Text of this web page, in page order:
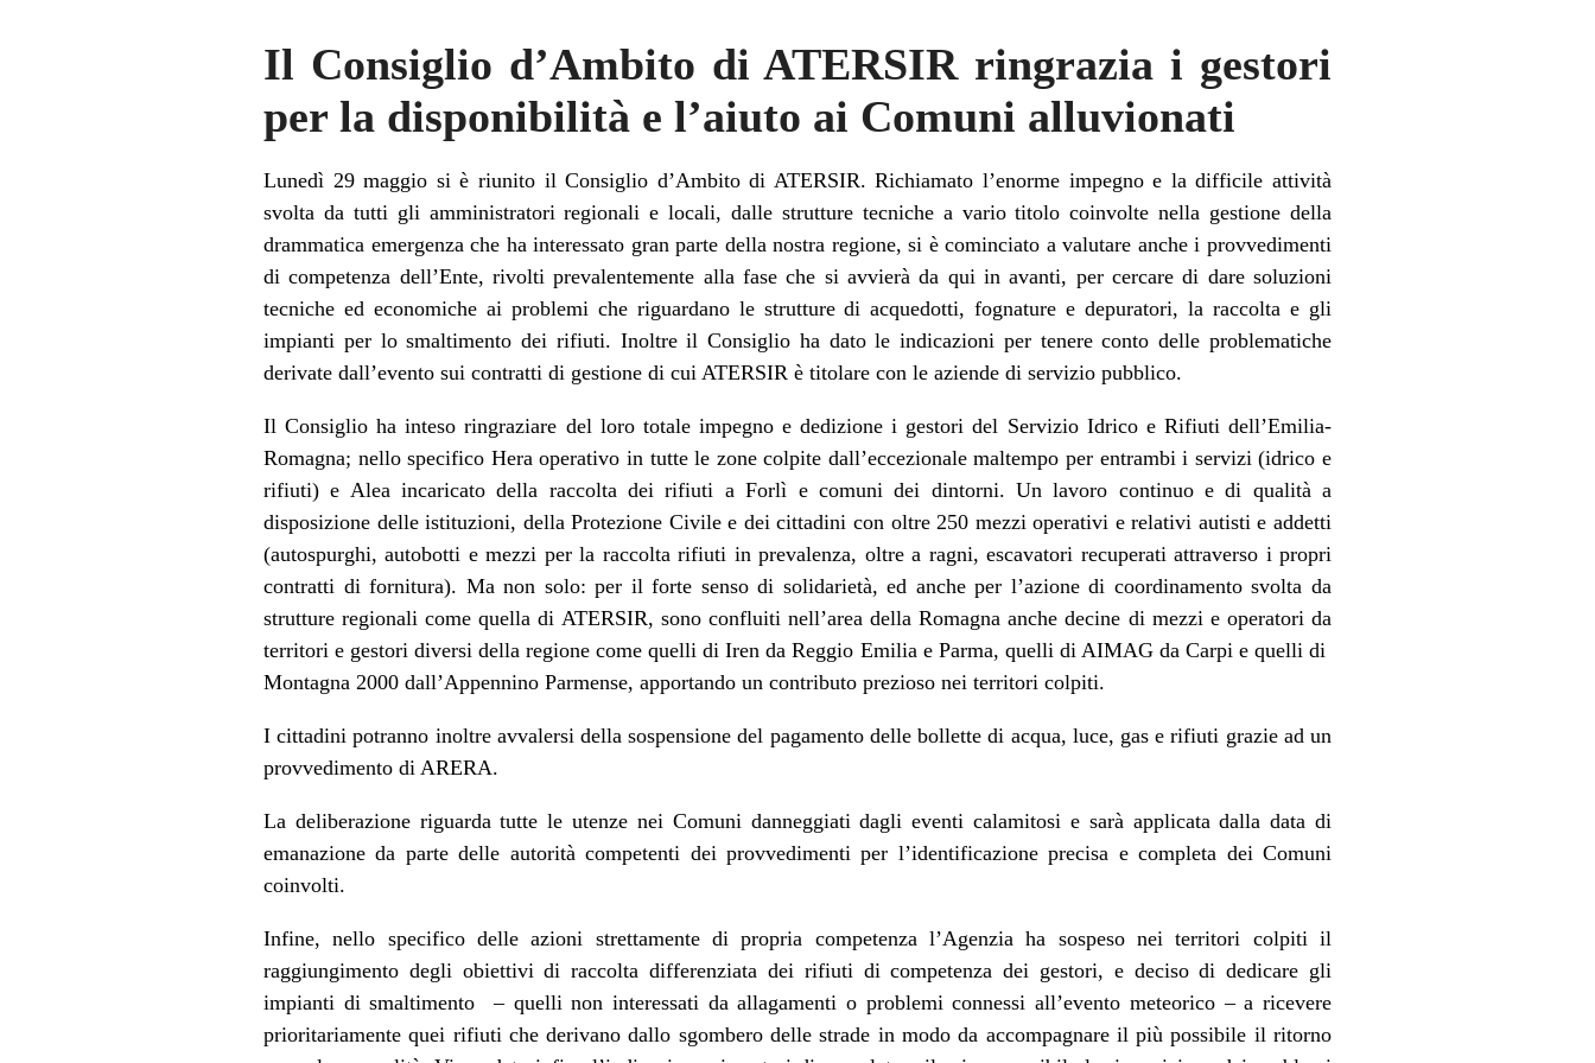
Il Consiglio d’Ambito di ATERSIR ringrazia i gestori
per la disponibilità e l’aiuto ai Comuni alluvionati
Lunedì 29 maggio si è riunito il Consiglio d’Ambito di ATERSIR. Richiamato l’enorme impegno e la difficile attività
svolta da tutti gli amministratori regionali e locali, dalle strutture tecniche a vario titolo coinvolte nella gestione della
drammatica emergenza che ha interessato gran parte della nostra regione, si è cominciato a valutare anche i provvedimenti
di competenza dell’Ente, rivolti prevalentemente alla fase che si avvierà da qui in avanti, per cercare di dare soluzioni
tecniche ed economiche ai problemi che riguardano le strutture di acquedotti, fognature e depuratori, la raccolta e gli
impianti per lo smaltimento dei rifiuti. Inoltre il Consiglio ha dato le indicazioni per tenere conto delle problematiche
derivate dall’evento sui contratti di gestione di cui ATERSIR è titolare con le aziende di servizio pubblico.
Il Consiglio ha inteso ringraziare del loro totale impegno e dedizione i gestori del Servizio Idrico e Rifiuti dell’Emilia-
Romagna; nello specifico Hera operativo in tutte le zone colpite dall’eccezionale maltempo per entrambi i servizi (idrico e
rifiuti) e Alea incaricato della raccolta dei rifiuti a Forlì e comuni dei dintorni. Un lavoro continuo e di qualità a
disposizione delle istituzioni, della Protezione Civile e dei cittadini con oltre 250 mezzi operativi e relativi autisti e addetti
(autospurghi, autobotti e mezzi per la raccolta rifiuti in prevalenza, oltre a ragni, escavatori recuperati attraverso i propri
contratti di fornitura). Ma non solo: per il forte senso di solidarietà, ed anche per l’azione di coordinamento svolta da
strutture regionali come quella di ATERSIR, sono confluiti nell’area della Romagna anche decine di mezzi e operatori da
territori e gestori diversi della regione come quelli di Iren da Reggio Emilia e Parma, quelli di AIMAG da Carpi e quelli di
Montagna 2000 dall’Appennino Parmense, apportando un contributo prezioso nei territori colpiti.
I cittadini potranno inoltre avvalersi della sospensione del pagamento delle bollette di acqua, luce, gas e rifiuti grazie ad un
provvedimento di ARERA.
La deliberazione riguarda tutte le utenze nei Comuni danneggiati dagli eventi calamitosi e sarà applicata dalla data di
emanazione da parte delle autorità competenti dei provvedimenti per l’identificazione precisa e completa dei Comuni
coinvolti.
Infine, nello specifico delle azioni strettamente di propria competenza l’Agenzia ha sospeso nei territori colpiti il
raggiungimento degli obiettivi di raccolta differenziata dei rifiuti di competenza dei gestori, e deciso di dedicare gli
impianti di smaltimento – quelli non interessati da allagamenti o problemi connessi all’evento meteorico – a ricevere
prioritariamente quei rifiuti che derivano dallo sgombero delle strade in modo da accompagnare il più possibile il ritorno